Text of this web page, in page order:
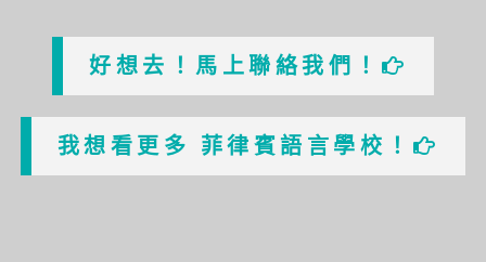
好想去！馬上聯絡我們！
我想看更多 菲律賓語言學校！